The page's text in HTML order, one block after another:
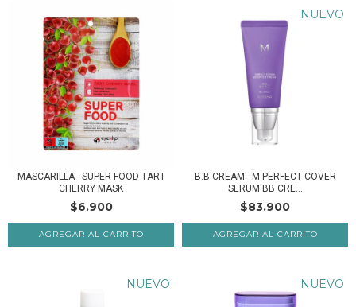
MASCARILLA - SUPER FOOD TART
CHERRY MASK
$6.900
NUEVO
B.B CREAM - M PERFECT COVER
SERUM BB CRE...
$83.900
AGREGAR AL CARRITO
NUEVO NUEVO